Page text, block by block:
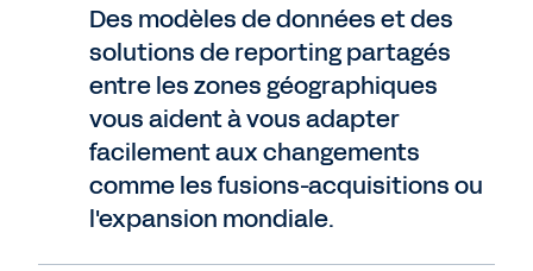
Des modèles de données et des
solutions de reporting partagés
entre les zones géographiques
vous aident à vous adapter
facilement aux changements
comme les fusions-acquisitions ou
l'expansion mondiale.